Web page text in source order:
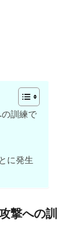
訓練で
に発生
撃への訓